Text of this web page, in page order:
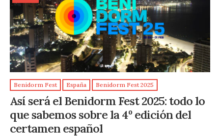
Benidorm Fest España Benidorm Fest 2025
Así será el Benidorm Fest 2025: todo lo
que sabemos sobre la 4º edición del
certamen español